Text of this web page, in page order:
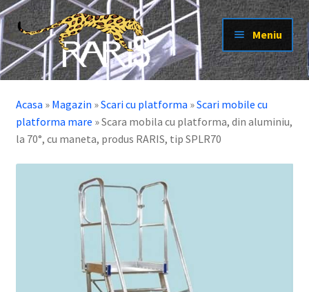
Sari
la
navigare
Sari
la
conținut
Meniu
Scari cu platforma
Extinde
copil
Scari pisica
Extinde
meniul
Scari
Platforme
Extinde
Electroizolante
Produse la tema
Alte produse
Acasa » Magazin »Scari cu platforma »Scari mobile cu
platforma mare »Scara mobila cu platforma, din aluminiu,
la 70°, cu maneta, produs RARIS, tip SPLR70